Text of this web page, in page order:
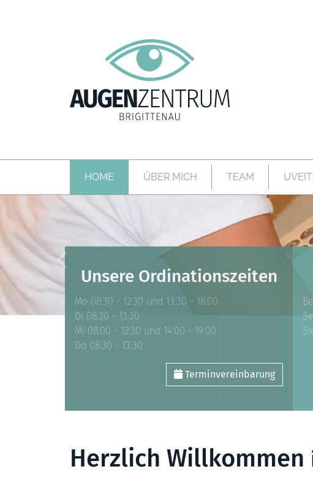
HOME ÜBER MICH TEAM
Previous
Unsere Ordinationszeiten
Mo 08:30 - 12:30 und 13:30 - 18:00
Di 08:30 - 13:30
Mi 08:00 - 12:30 und 14:00 - 19:00
Do 08:30 - 13:30
Terminvereinbarung
Herzlich Willkommen